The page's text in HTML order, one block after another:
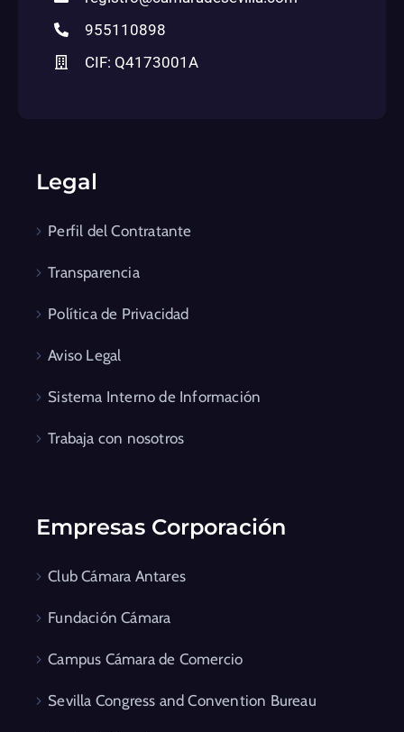
955110898
CIF: Q4173001A
Legal
Perfil del Contratante
Transparencia
Política de Privacidad
Aviso Legal
Sistema Interno de Información
Trabaja con nosotros
Empresas Corporación
Club Cámara Antares
Fundación Cámara
Campus Cámara de Comercio
Sevilla Congress and Convention Bureau